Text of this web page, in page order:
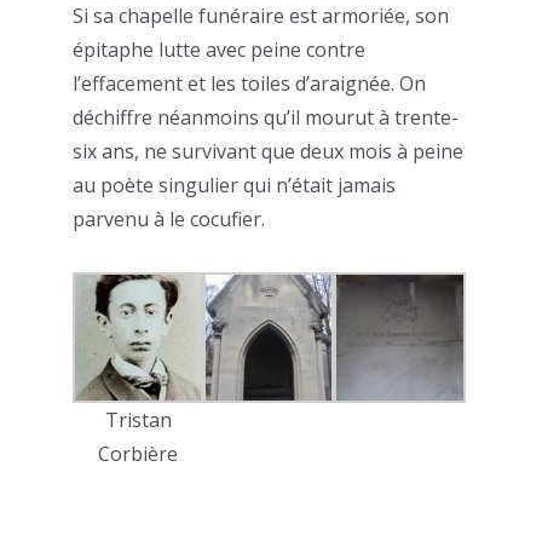
Si sa chapelle funéraire est armoriée, son
épitaphe lutte avec peine contre
l’effacement et les toiles d’araignée. On
déchiffre néanmoins qu’il mourut à trente-
six ans, ne survivant que deux mois à peine
au poète singulier qui n’était jamais
parvenu à le cocufier.
Tristan
Corbière